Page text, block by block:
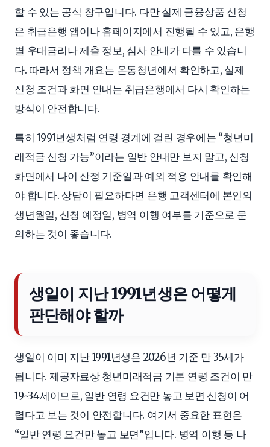
할 수 있는 공식 창구입니다. 다만 실제 금융상품 신청
은 취급은행 앱이나 홈페이지에서 진행될 수 있고, 은행
별 우대금리나 제출 정보, 심사 안내가 다를 수 있습니
다. 따라서 정책 개요는 온통청년에서 확인하고, 실제
신청 조건과 화면 안내는 취급은행에서 다시 확인하는
방식이 안전합니다.
특히 1991년생처럼 연령 경계에 걸린 경우에는 “청년미
래적금 신청 가능”이라는 일반 안내만 보지 말고, 신청
화면에서 나이 산정 기준일과 예외 적용 안내를 확인해
야 합니다. 상담이 필요하다면 은행 고객센터에 본인의
생년월일, 신청 예정일, 병역 이행 여부를 기준으로 문
의하는 것이 좋습니다.
생일이 지난 1991년생은 어떻게
판단해야 할까
생일이 이미 지난 1991년생은 2026년 기준 만 35세가
됩니다. 제공자료상 청년미래적금 기본 연령 조건이 만
19~34세이므로, 일반 연령 요건만 놓고 보면 신청이 어
렵다고 보는 것이 안전합니다. 여기서 중요한 표현은
“일반 연령 요건만 놓고 보면”입니다. 병역 이행 등 나